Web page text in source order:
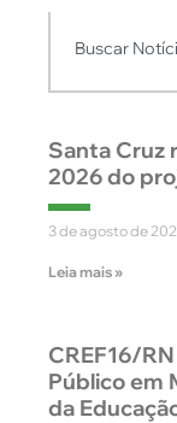
Santa Cruz
2026 do
3 de agosto de
Leia mais »
CREF16/
Público em
da